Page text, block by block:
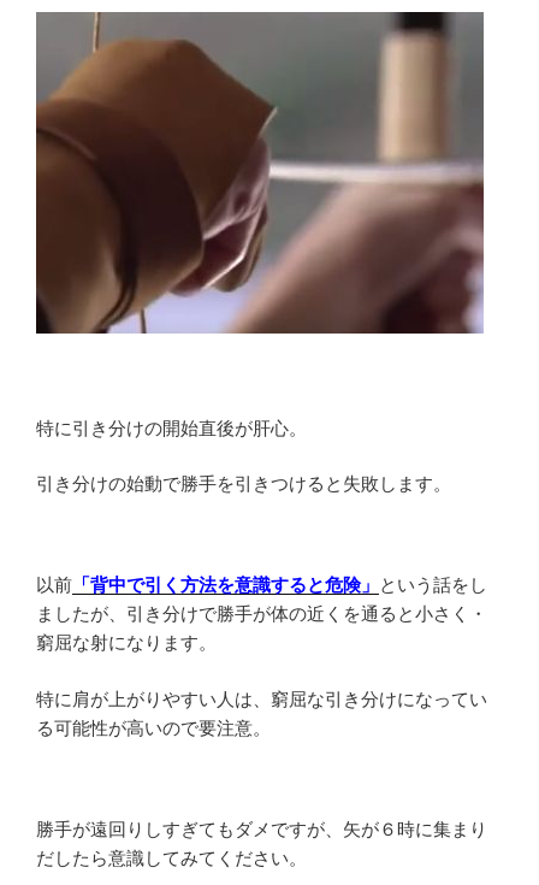
特に引き分けの開始直後が肝心。
引き分けの始動で勝手を引きつけると失敗します。
以前 「背中で引く方法を意識すると危険」 という話をし
ましたが、引き分けで勝手が体の近くを通ると小さく・
窮屈な射になります。
特に肩が上がりやすい人は、窮屈な引き分けになってい
る可能性が高いので要注意。
勝手が遠回りしすぎてもダメですが、矢が６時に集まり
だしたら意識してみてください。